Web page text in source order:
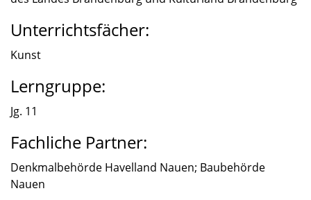
Unterrichtsfächer:
Kunst
Lerngruppe:
Jg. 11
Fachliche Partner:
Denkmal­be­hörde Havel­land Nauen; Baube­hörde
Nauen